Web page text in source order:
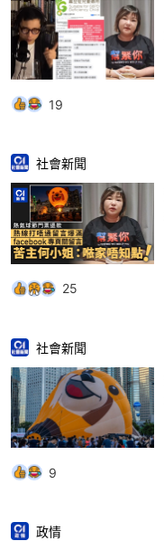
19
社會新聞
25
社會新聞
9
政情